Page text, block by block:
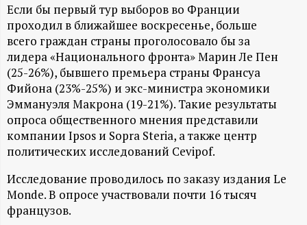
Н
-
и
н
ф
о
р
Если бы первый тур выборов во Франции
проходил в ближайшее воскресенье, больше
всего граждан страны проголосовало бы за
лидера «Национального фронта» Марин Ле Пен
(25-26%), бывшего премьера страны Франсуа
Фийона (23%-25%) и экс-министра экономики
Эммануэля Макрона (19-21%). Такие результаты
опроса общественного мнения представили
компании Ipsos и Sopra Steria, а также центр
политических исследований Cevipof.
Исследование проводилось по заказу издания Le
Monde. В опросе участвовали почти 16 тысяч
французов.